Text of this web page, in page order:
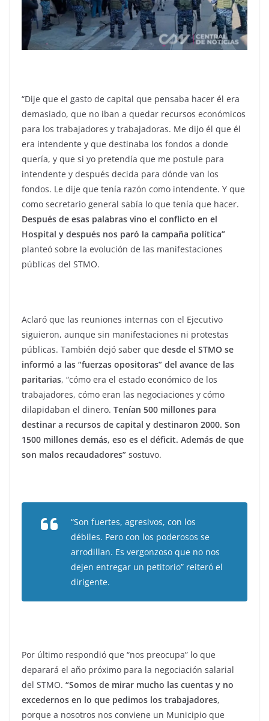
“Dije que el gasto de capital que pensaba hacer él era
demasiado, que no iban a quedar recursos económicos
para los trabajadores y trabajadoras. Me dijo él que él
era intendente y que destinaba los fondos a donde
quería, y que si yo pretendía que me postule para
intendente y después decida para dónde van los
fondos. Le dije que tenía razón como intendente. Y que
como secretario general sabía lo que tenía que hacer.
Después de esas palabras vino el conflicto en el
Hospital y después nos paró la campaña política”
planteó sobre la evolución de las manifestaciones
públicas del STMO.
Aclaró que las reuniones internas con el Ejecutivo
siguieron, aunque sin manifestaciones ni protestas
públicas. También dejó saber que desde el STMO se
informó a las “fuerzas opositoras” del avance de las
paritarias, “cómo era el estado económico de los
trabajadores, cómo eran las negociaciones y cómo
dilapidaban el dinero. Tenían 500 millones para
destinar a recursos de capital y destinaron 2000. Son
1500 millones demás, eso es el déficit. Además de que
son malos recaudadores” sostuvo.
“Son fuertes, agresivos, con los
débiles. Pero con los poderosos se
arrodillan. Es vergonzoso que no nos
dejen entregar un petitorio” reiteró el
dirigente.
Por último respondió que “nos preocupa” lo que
deparará el año próximo para la negociación salarial
del STMO. “Somos de mirar mucho las cuentas y no
excedernos en lo que pedimos los trabajadores,
porque a nosotros nos conviene un Municipio que